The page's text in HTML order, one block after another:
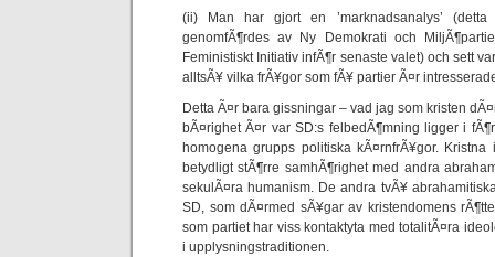
(ii) Man har gjort en ’marknadsanalys’
genomfÃ¶rdes av Ny Demokrati och
Feministiskt Initiativ infÃ¶r senaste valet) och sett
alltsÃ¥ vilka frÃ¥gor som fÃ¥ partier Ã¤r
Detta Ã¤r bara gissningar – vad jag som kristen
bÃ¤righet Ã¤r var SD:s felbedÃ¶mning ligger i
homogena grupps politiska kÃ¤rnfrÃ¥gor.
betydligt stÃ¶rre samhÃ¶righet med andra
sekulÃ¤ra humanism. De andra tvÃ¥
SD, som dÃ¤rmed sÃ¥gar av kristendomens
som partiet har viss kontaktyta med totalitÃ¤ra
i upplysningstraditionen.